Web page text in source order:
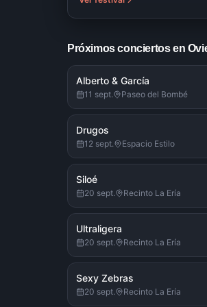
Próximos conciertos en
Alberto & García
11 sept. Paseo del Bombé
Drugos
12 sept. Espacio Estilo
Siloé
20 sept. Recinto La Ería
Ultraligera
20 sept. Recinto La Ería
Sexy Zebras
20 sept. Recinto La Ería